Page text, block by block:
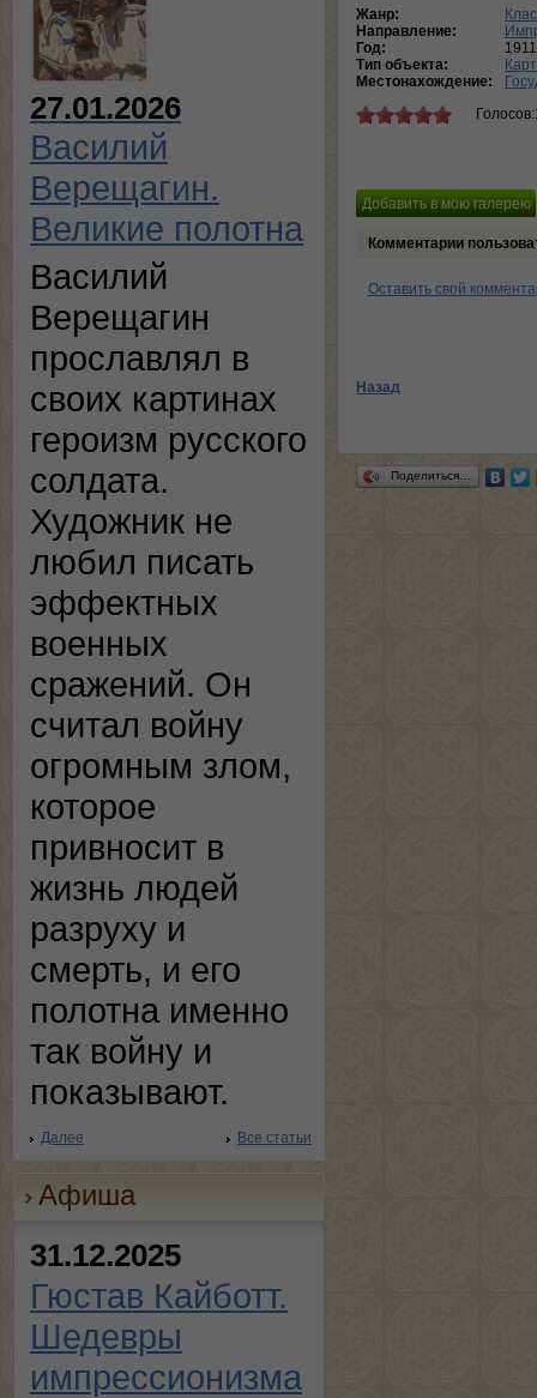
27.01.2026
Василий
Верещагин.
Великие полотна
Василий
Верещагин
прославлял в
своих картинах
героизм русского
солдата.
Художник не
любил писать
эффектных
военных
сражений. Он
считал войну
огромным злом,
которое
привносит в
жизнь людей
разруху и
смерть, и его
полотна именно
так войну и
показывают.
Далее Все статьи
Афиша
31.12.2025
Гюстав Кайботт.
Шедевры
импрессионизма
Жанр:
Направление:
Год:
1911
Тип объекта:
Местонахождение:
Комментарии
Оставить свой
Назад
Поделиться…